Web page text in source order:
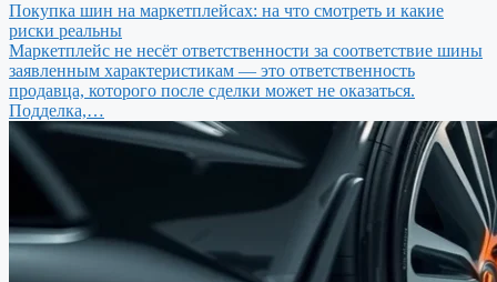
Покупка шин на маркетплейсах: на что смотреть и какие
риски реальны
Маркетплейс не несёт ответственности за соответствие шины
заявленным характеристикам — это ответственность
продавца, которого после сделки может не оказаться.
Подделка,…